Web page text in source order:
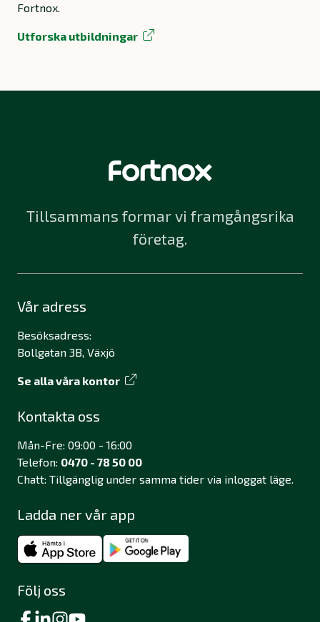
Fortnox.
Utforska utbildningar
Tillsammans formar vi framgångsrika
företag.
Vår adress
Besöksadress:
Bollgatan 3B, Växjö
Se alla våra kontor
Kontakta oss
Mån-Fre: 09:00 - 16:00
Telefon: 0470 - 78 50 00
Chatt: Tillgänglig under samma tider via inloggat läge.
Ladda ner vår app
Följ oss